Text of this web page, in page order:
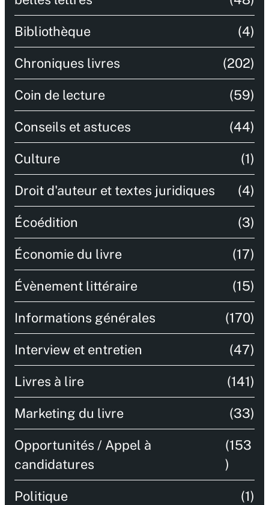
Bibliothèque (4)
Chroniques livres (202)
Coin de lecture (59)
Conseils et astuces (44)
Culture (1)
Droit d'auteur et textes juridiques (4)
Écoédition (3)
Économie du livre (17)
Évènement littéraire (15)
Informations générales (170)
Interview et entretien (47)
Livres à lire (141)
Marketing du livre (33)
Opportunités / Appel à
candidatures
(153
)
Politique (1)